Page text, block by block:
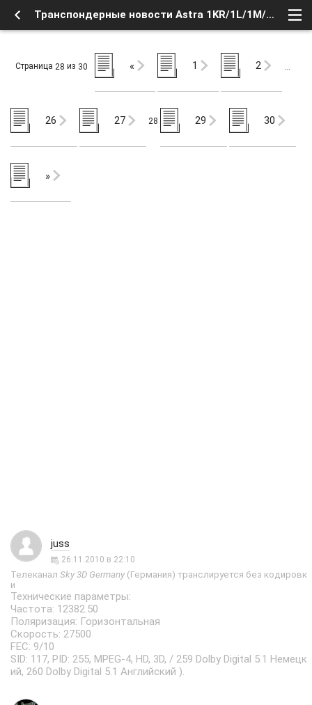
Транспондерные новости Astra 1KR/1L/1M/1N, 19.2°E (28) - Новости телевидения - Транспондерные новости - Форум о Спутниковом Телевидении
Страница 28 из 30 « 1 2 …
26 27 28 29 30
»
juss
26.11.2010 в 22:10
Телеканал Sky 3D Germany (Германия) транслируется без кодировк
и
Технические параметры:
Частота: 12382.50
Поляризация: Горизонтальная
Скорость: 27500
FEC: 9/10
SID: 117, PID: 255, MPEG-4, HD, 3D, / 259 Dolby Digital 5.1 Немецк
ий, 260 Dolby Digital 5.1 Английский ).